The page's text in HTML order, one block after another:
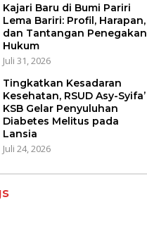
Kajari Baru di Bumi Pariri
Lema Bariri: Profil, Harapan,
dan Tantangan Penegakan
Hukum
Juli 31, 2026
Tingkatkan Kesadaran
Kesehatan, RSUD Asy-Syifa’
KSB Gelar Penyuluhan
Diabetes Melitus pada
Lansia
Juli 24, 2026